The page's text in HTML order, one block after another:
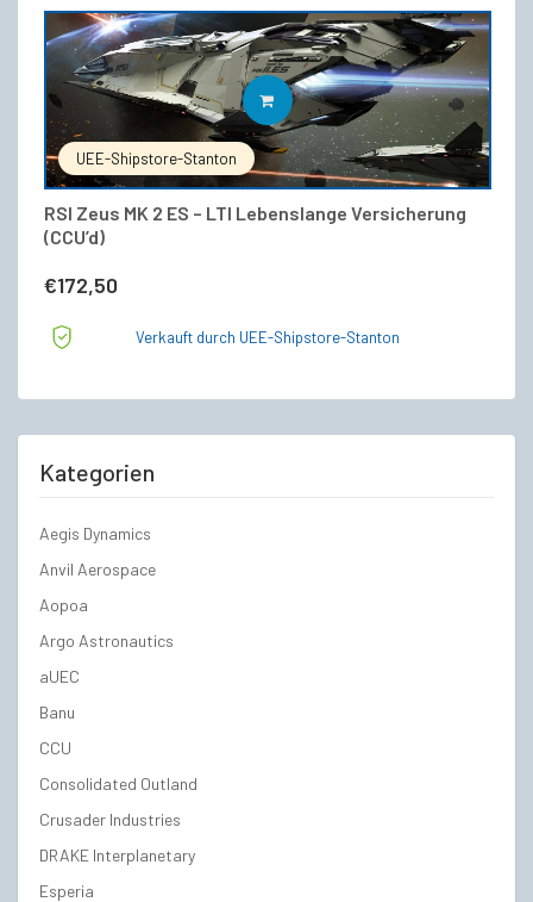
€209,00€189,00.
UEE-Shipstore-Stanton
RSI Zeus MK 2 ES – LTI Lebenslange Versicherung
(CCU’d)
€172,50
IN DEN WARENKORB
Verkauft durch UEE-Shipstore-Stanton
Kategorien
Aegis Dynamics
Anvil Aerospace
Aopoa
Argo Astronautics
aUEC
Banu
CCU
Consolidated Outland
Crusader Industries
DRAKE Interplanetary
Esperia